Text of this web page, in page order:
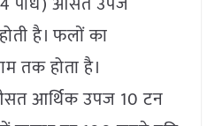
है। फलों का
तक होता है।
आर्थिक उपज 10 टन